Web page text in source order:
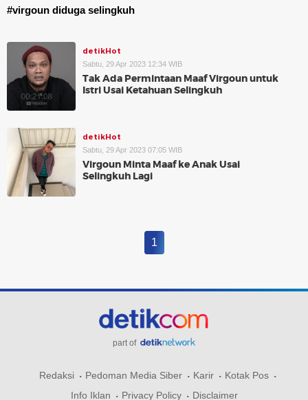
#virgoun diduga selingkuh
detikHot
Sabtu, 29 Apr 2023 12:34 WIB
Tak Ada Permintaan Maaf Virgoun untuk
Istri Usai Ketahuan Selingkuh
detikHot
Sabtu, 29 Apr 2023 07:05 WIB
Virgoun Minta Maaf ke Anak Usai
Selingkuh Lagi
1
part of
Redaksi Pedoman Media Siber Karir
Kotak Pos
Info Iklan
Privacy Policy Disclaimer